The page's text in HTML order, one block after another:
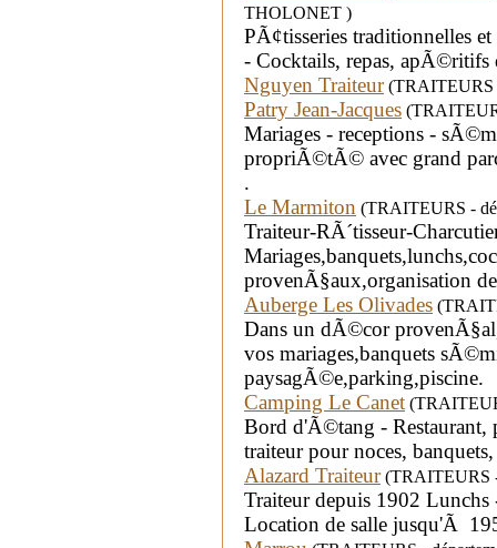
THOLONET )
PÃ¢tisseries traditionnelles
- Cocktails, repas, apÃ©ritifs
Nguyen Traiteur(TRAITEURS
Patry Jean-Jacques
Mariages - receptions -
propriÃ©tÃ© avec grand
.
Le Marmiton (TRAITEURS -
Traiteur-RÃ´tisseur-
provenÃ§aux,organisation
Auberge Les Olivades
Dans un dÃ©cor
vos mariages,banquets
paysagÃ©e,parking,piscine.
Camping Le Canet
Bord d'Ã©tang - Restaurant,
traiteur pour noces,
Alazard Traiteur(TRAITEURS
Traiteur depuis 1902
Location de salle jusqu'Ã